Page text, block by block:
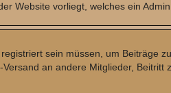
Website vorliegt, welches ein
sein müssen, um Beiträge
an andere Mitglieder,